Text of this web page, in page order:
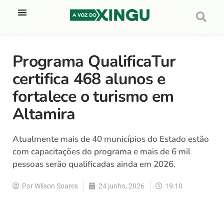
Programa QualificaTur
certifica 468 alunos e
fortalece o turismo em
Altamira
Atualmente mais de 40 municípios do Estado estão
com capacitações do programa e mais de 6 mil
pessoas serão qualificadas ainda em 2026.
PorWilson Soares 24 junho, 2026 19:10